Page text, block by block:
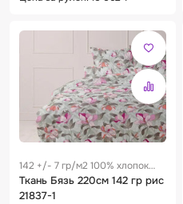
142 +/- 7 гр/м2 100% хлопок
0.29 м
Ткань Бязь 220см 142 гр рис
21837-1